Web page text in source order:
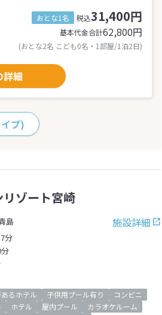
おとな1名 税込31,400円
基本代金合計62,800円
(おとな2名 こども0名・1部屋/1泊2日)
詳細
プ)
ゾート宮崎
施設詳細
島
分
るホテル 子供用プール有り
コンビニ
ホテル 屋内プール
カラオケルーム